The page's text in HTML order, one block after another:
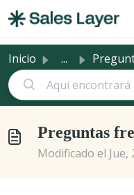
Inicio ...
Preguntas
Modificado el Jue,